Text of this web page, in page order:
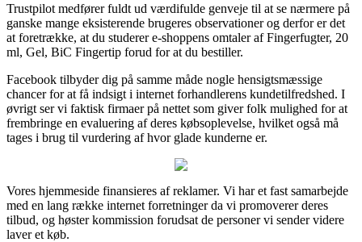
Trustpilot medfører fuldt ud værdifulde genveje til at se nærmere på
ganske mange eksisterende brugeres observationer og derfor er det
at foretrække, at du studerer e-shoppens omtaler af Fingerfugter, 20
ml, Gel, BiC Fingertip forud for at du bestiller.
Facebook tilbyder dig på samme måde nogle hensigtsmæssige
chancer for at få indsigt i internet forhandlerens kundetilfredshed. I
øvrigt ser vi faktisk firmaer på nettet som giver folk mulighed for at
frembringe en evaluering af deres købsoplevelse, hvilket også må
tages i brug til vurdering af hvor glade kunderne er.
Vores hjemmeside finansieres af reklamer. Vi har et fast samarbejde
med en lang række internet forretninger da vi promoverer deres
tilbud, og høster kommission forudsat de personer vi sender videre
laver et køb.